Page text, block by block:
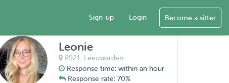
Sign-up Login Become a sitter
Leonie
8921, Leeuwarden
Response time: within an hour
Response rate: 70%